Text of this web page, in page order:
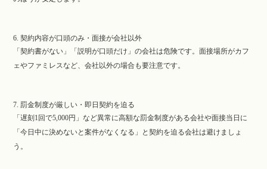
6. 契約内容が口頭のみ・面接が会社以外
「契約書がない」「説明が口頭だけ」の会社は危険です。面接場所がカフ
ェやファミレスなど、会社以外の場合も要注意です。
7. 罰金制度が厳しい・即日契約を迫る
「遅刻1回で5,000円」など異常に高額な罰金制度がある会社や面接当日に
「今日中に決めないと案件がなくなる」と契約を迫る会社は避けましょ
う。